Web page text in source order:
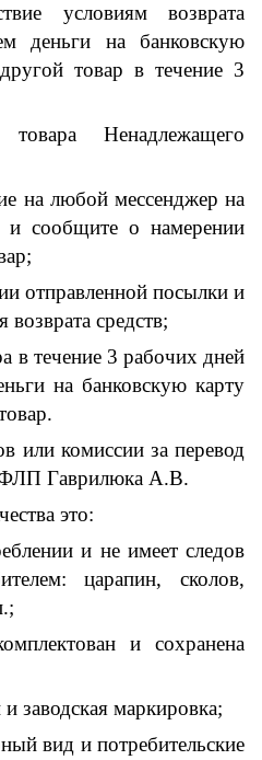
условиям возврата
деньги на банковскую
товар в течение 3
Ненадлежащего
на любой мессенджер на
и сообщите о намерении
отправленной посылки и
средств;
в течение 3 рабочих дней
на банковскую карту
или комиссии за перевод
ФЛП Гаврилюка А.В.
это:
и не имеет следов
царапин, сколов,
и сохранена
заводская маркировка;
вид и потребительские